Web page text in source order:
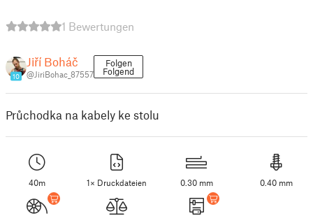
1 Bewertungen
10
Jiří Boháč
@JiriBohac_87557
Folgen
Folgend
Průchodka na kabely ke stolu
40m 1× Druckdateien 0.30 mm 0.40 mm